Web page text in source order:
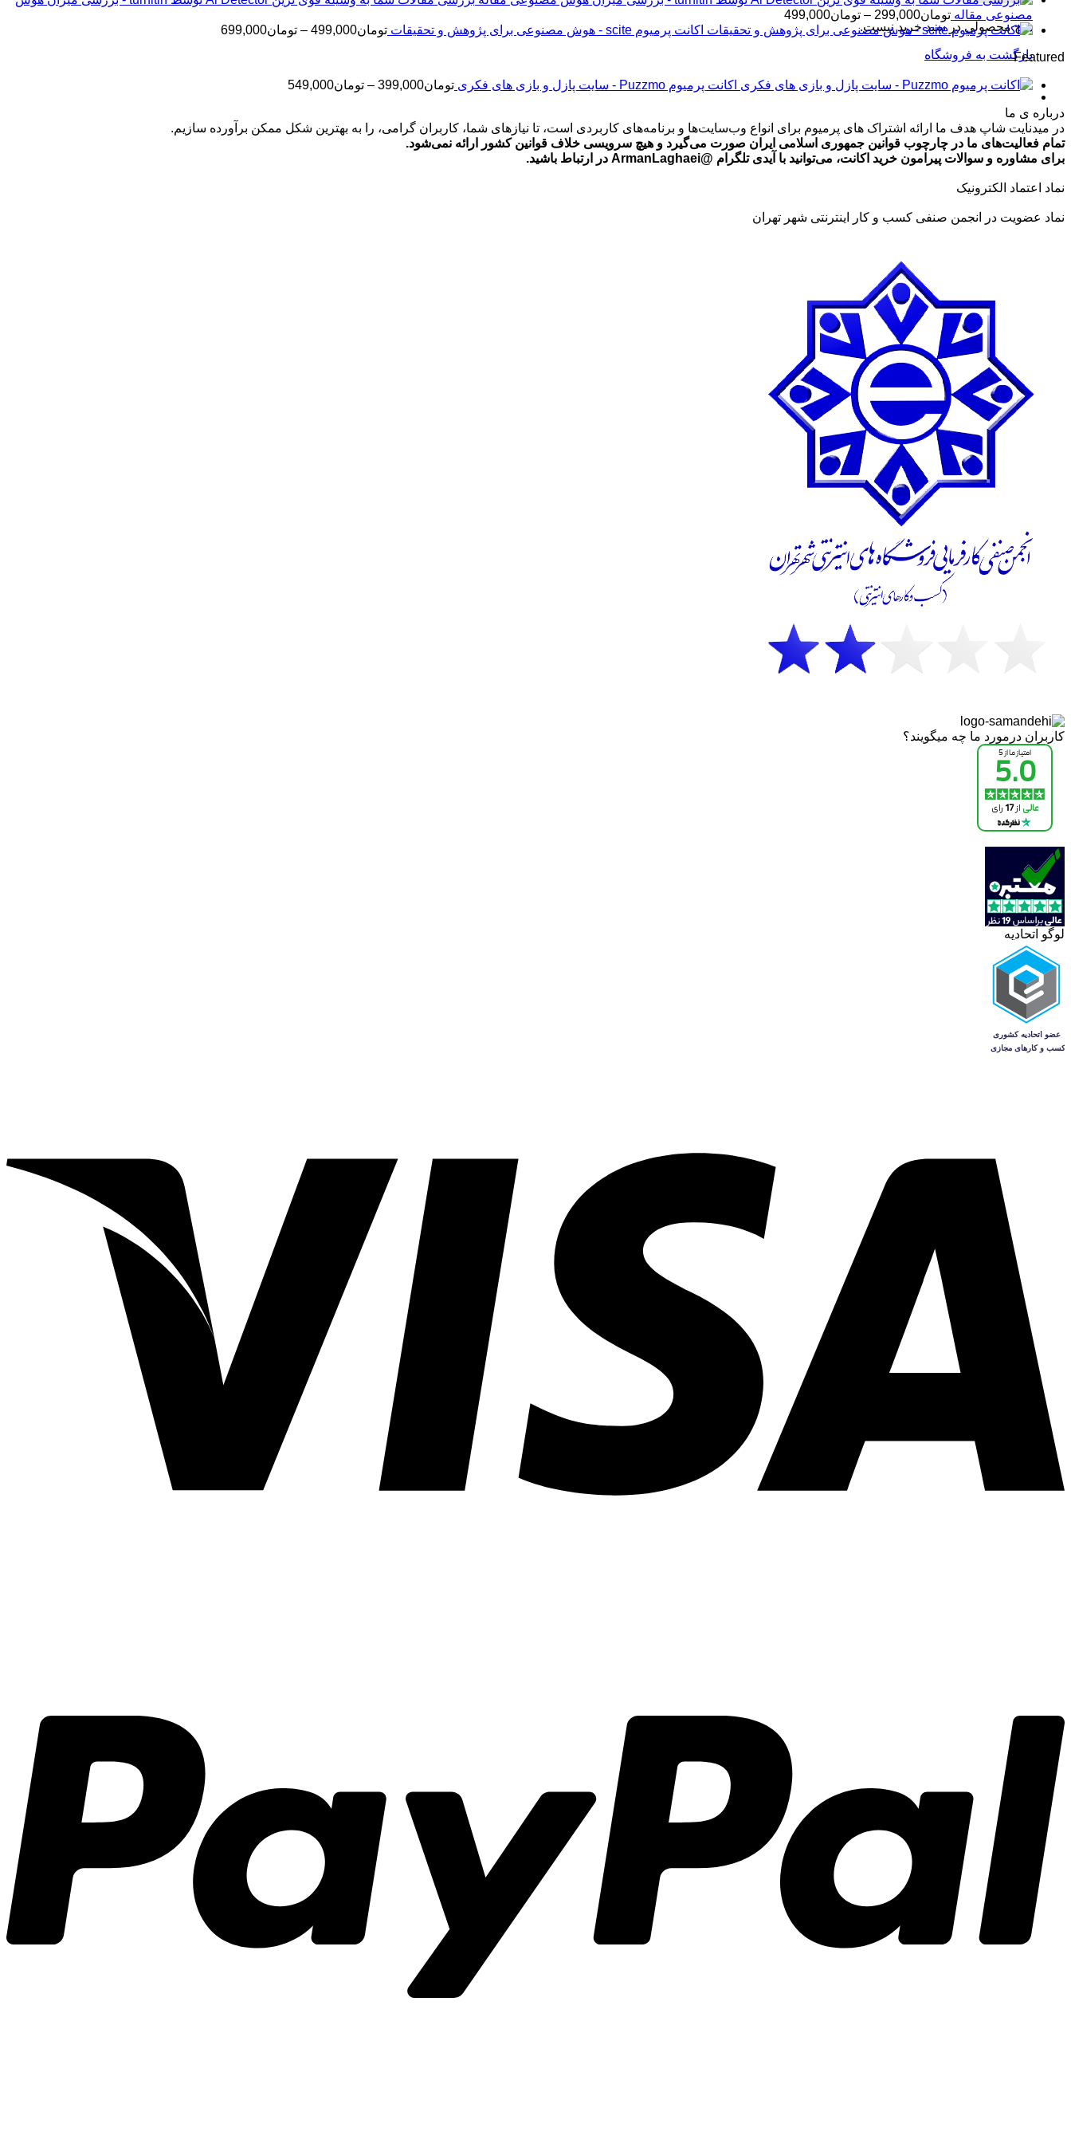
هیچ محصولی در سبد خرید نیست.
بازگشت به فروشگاه
تومان399,000
تا
مصنوعی مقاله تومان299,000
– تومان499,000محدوده
قیمت:
اکانت پرمیوم scite - هوش مصنوعی برای پژوهش و تحقیقات تومان499,000
– تومان699,000محدوده
Featured
اکانت پرمیوم Puzzmo - سایت پازل و بازی های فکری تومان399,000
– تومان549,000
تا
درباره ی ما
در میدنایت شاپ هدف ما ارائه اشتراک های پرمیوم برای انواع وب‌سایت‌ها و برنامه‌های کاربردی است، تا نیازهای شما، کاربران گرامی، را به بهترین شکل ممکن برآورده سازیم.
تمام فعالیت‌های ما در چارچوب قوانین جمهوری اسلامی ایران صورت می‌گیرد و هیچ سرویسی خلاف قوانین کشور ارائه نمی‌شود.
برای مشاوره و سوالات پیرامون خرید اکانت، می‌توانید با آیدی تلگرام @ArmanLaghaei در ارتباط باشید.
نماد اعتماد الکترونیک
نماد عضویت در انجمن صنفی کسب و کار اینترنتی شهر تهران
کاربران درمورد ما چه میگویند؟
لوگو اتحادیه